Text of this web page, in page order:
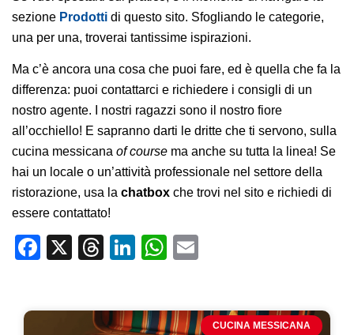
sezione Prodotti di questo sito. Sfogliando le categorie,
una per una, troverai tantissime ispirazioni.
Ma c’è ancora una cosa che puoi fare, ed è quella che fa la
differenza: puoi contattarci e richiedere i consigli di un
nostro agente. I nostri ragazzi sono il nostro fiore
all’occhiello! E sapranno darti le dritte che ti servono, sulla
cucina messicana of course ma anche su tutta la linea! Se
hai un locale o un’attività professionale nel settore della
ristorazione, usa la chatbox che trovi nel sito e richiedi di
essere contattato!
Facebook
X Threads
LinkedIn
WhatsApp
CUCINA MESSICANA